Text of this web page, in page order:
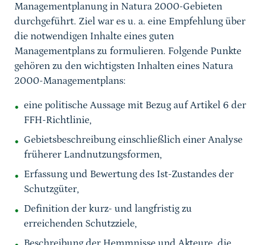
Managementplanung in Natura 2000-Gebieten
durchgeführt. Ziel war es u. a. eine Empfehlung über
die notwendigen Inhalte eines guten
Managementplans zu formulieren. Folgende Punkte
gehören zu den wichtigsten Inhalten eines Natura
2000-Managementplans:
eine politische Aussage mit Bezug auf Artikel 6 der
FFH-Richtlinie,
Gebietsbeschreibung einschließlich einer Analyse
früherer Landnutzungsformen,
Erfassung und Bewertung des Ist-Zustandes der
Schutzgüter,
Definition der kurz- und langfristig zu
erreichenden Schutzziele,